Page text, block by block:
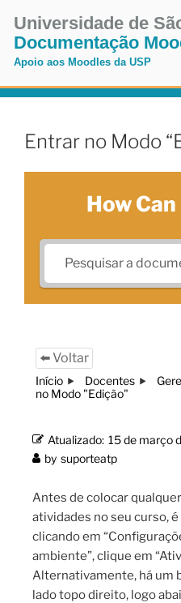
para
conteúdo
Universidade de
Documentação
Apoio aos Moodles da USP
Pular
conteúdo
Entrar no Modo
How
⬅️ Voltar
Início Docentes
no Modo "Edição"
Atualizado: 15 de março
by suporteatp
Antes de colocar
atividades no seu curso,
clicando em
ambiente”, clique em
Alternativamente, há um
lado topo direito, logo